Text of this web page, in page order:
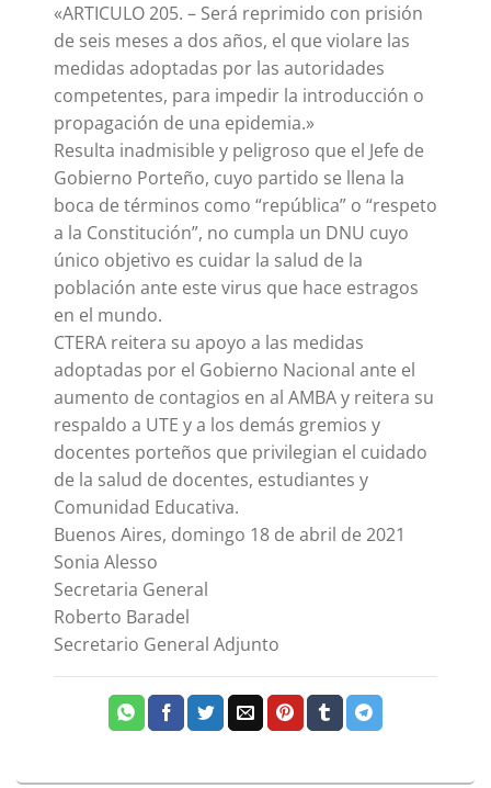
«ARTICULO 205. – Será reprimido con prisión
de seis meses a dos años, el que violare las
medidas adoptadas por las autoridades
competentes, para impedir la introducción o
propagación de una epidemia.»
Resulta inadmisible y peligroso que el Jefe de
Gobierno Porteño, cuyo partido se llena la
boca de términos como “república” o “respeto
a la Constitución”, no cumpla un DNU cuyo
único objetivo es cuidar la salud de la
población ante este virus que hace estragos
en el mundo.
CTERA reitera su apoyo a las medidas
adoptadas por el Gobierno Nacional ante el
aumento de contagios en al AMBA y reitera su
respaldo a UTE y a los demás gremios y
docentes porteños que privilegian el cuidado
de la salud de docentes, estudiantes y
Comunidad Educativa.
Buenos Aires, domingo 18 de abril de 2021
Sonia Alesso
Secretaria General
Roberto Baradel
Secretario General Adjunto